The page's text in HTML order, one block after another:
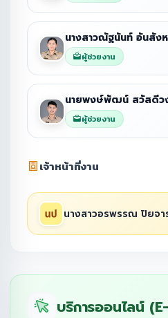
นางสาวณัฐนันท์ อันสัง
ผู้ช่วยงาน
นายพงษ์พัฒน์ สวัสดีว
ผู้ช่วยงาน
เจ้าหน้าที่งาน
นางสาวอรพรรณ ปิยจ
บริการออนไลน์